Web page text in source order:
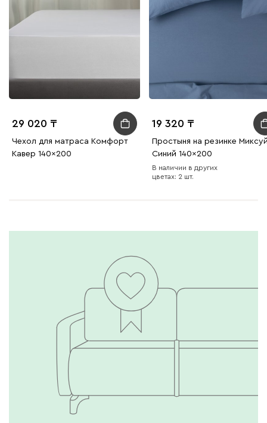
29 020
Чехол для матраса Комфорт
Кавер 140x200
19 320
Простыня на резинке
Синий 140x200
В наличии в других
цветах: 2 шт.